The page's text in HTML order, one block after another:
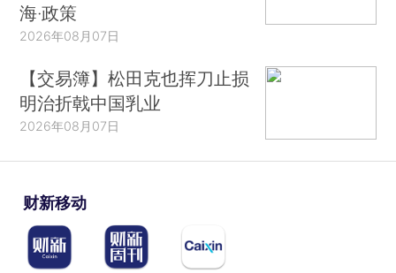
海·政策
2026年08月07日
【交易簿】松田克也挥刀止损
明治折戟中国乳业
2026年08月07日
财新移动